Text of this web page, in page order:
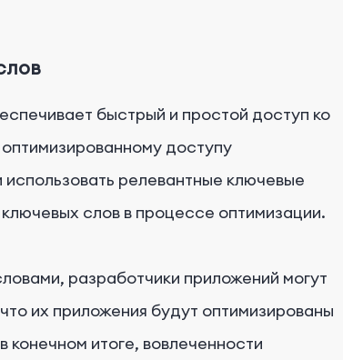
быстрый и простой доступ ко
доступу
релевантные ключевые
слов в процессе оптимизации.
разработчики приложений могут
их приложения будут оптимизированы
итоге, вовлеченности